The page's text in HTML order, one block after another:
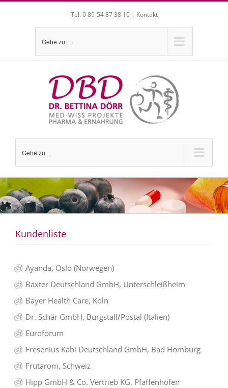
Tel. 0 89-54 87 38 10 | Kontakt
Gehe zu ...
Gehe zu ...
Kundenliste
Ayanda, Oslo (Norwegen)
Baxter Deutschland GmbH, Unterschleißheim
Bayer Health Care, Köln
Dr. Schär GmbH, Burgstall/Postal (Italien)
Euroforum
Fresenius Kabi Deutschland GmbH, Bad Homburg
Frutarom, Schweiz
Hipp GmbH & Co. Vertrieb KG, Pfaffenhofen